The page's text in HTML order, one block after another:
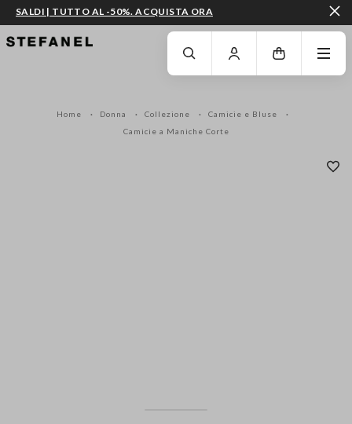
VAI AL CONTENUTO PRINCIPALE SCENDI AL FONDO DELLA PAGINA
SALDI | TUTTO AL -50%. ACQUISTA ORA
Home Donna Collezione
Camicie e Bluse
Camicie a Maniche Corte